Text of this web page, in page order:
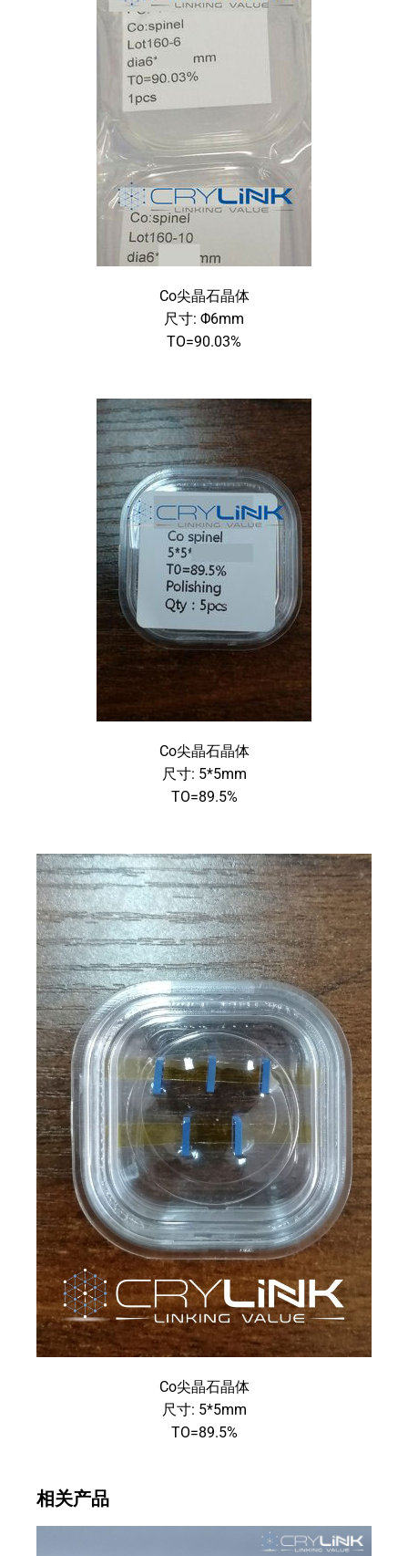
Co尖晶石晶体
尺寸: Φ6mm
TO=90.03%
Co尖晶石晶体
尺寸: 5*5mm
TO=89.5%
Co尖晶石晶体
尺寸: 5*5mm
TO=89.5%
相关产品